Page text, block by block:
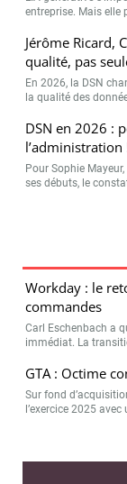
entreprise. Mais elle
Jérôme Ricard,
qualité, pas
En 2026, la DSN
la qualité des
DSN en 2026 :
l’administration
Pour Sophie
ses débuts, le
Workday : le
commandes
Carl Eschenbach a
immédiat. La
GTA : Octime
Sur fond
l’exercice 2025 avec